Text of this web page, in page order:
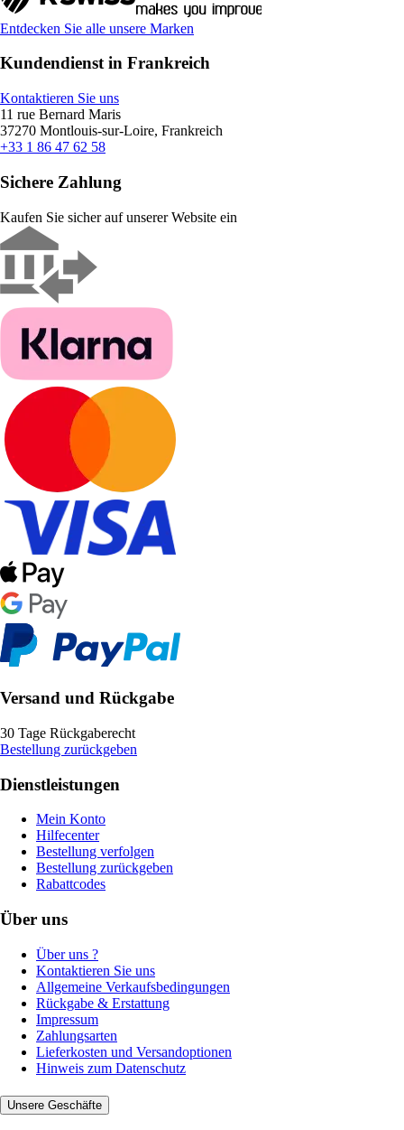
Entdecken Sie alle unsere Marken
Kundendienst in Frankreich
Kontaktieren Sie uns
11 rue Bernard Maris
37270 Montlouis-sur-Loire, Frankreich
+33 1 86 47 62 58
Sichere Zahlung
Kaufen Sie sicher auf unserer Website ein
Versand und Rückgabe
30 Tage Rückgaberecht
Bestellung zurückgeben
Dienstleistungen
Mein Konto
Hilfecenter
Bestellung verfolgen
Bestellung zurückgeben
Rabattcodes
Über uns
Über uns ?
Kontaktieren Sie uns
Allgemeine Verkaufsbedingungen
Rückgabe & Erstattung
Impressum
Zahlungsarten
Lieferkosten und Versandoptionen
Hinweis zum Datenschutz
Unsere Geschäfte